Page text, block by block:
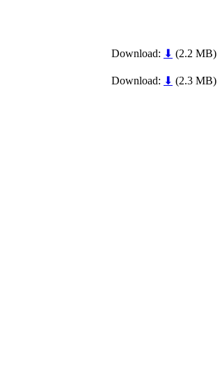
Download: ⬇ (2.2 MB)
Download: ⬇ (2.3 MB)